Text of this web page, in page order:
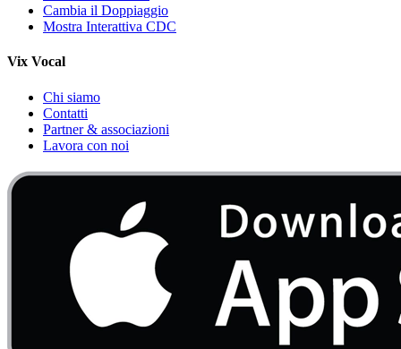
Cambia il Doppiaggio
Mostra Interattiva CDC
Vix Vocal
Chi siamo
Contatti
Partner & associazioni
Lavora con noi